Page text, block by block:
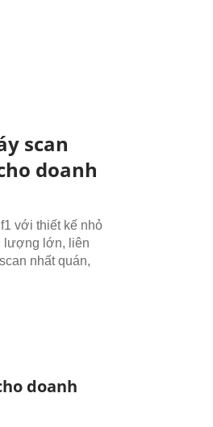
scan
doanh
với thiết kế nhỏ
lượng lớn, liên
nhất quán,
doanh